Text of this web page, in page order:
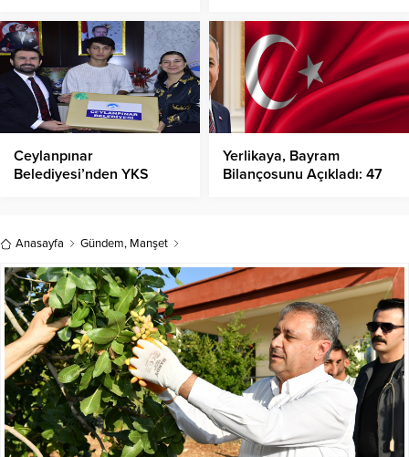
Ceylanpınar
Belediyesi’nden YKS
Yerlikaya, Bayram
Bilançosunu Açıkladı: 47
Anasayfa Gündem, Manşet